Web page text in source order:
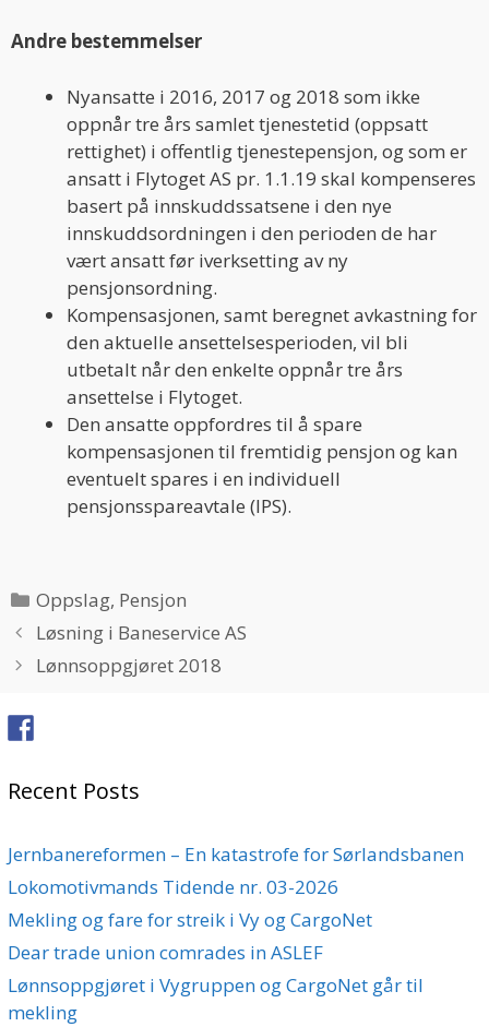
Andre bestemmelser
Nyansatte i 2016, 2017 og 2018 som ikke
oppnår tre års samlet tjenestetid (oppsatt
rettighet) i offentlig tjenestepensjon, og som er
ansatt i Flytoget AS pr. 1.1.19 skal kompenseres
basert på innskuddssatsene i den nye
innskuddsordningen i den perioden de har
vært ansatt før iverksetting av ny
pensjonsordning.
Kompensasjonen, samt beregnet avkastning for
den aktuelle ansettelsesperioden, vil bli
utbetalt når den enkelte oppnår tre års
ansettelse i Flytoget.
Den ansatte oppfordres til å spare
kompensasjonen til fremtidig pensjon og kan
eventuelt spares i en individuell
pensjonsspareavtale (IPS).
Categories
Oppslag, Pensjon
Løsning i Baneservice AS
Lønnsoppgjøret 2018
Recent Posts
Jernbanereformen – En katastrofe for Sørlandsbanen
Lokomotivmands Tidende nr. 03-2026
Mekling og fare for streik i Vy og CargoNet
Dear trade union comrades in ASLEF
Lønnsoppgjøret i Vygruppen og CargoNet går til
mekling